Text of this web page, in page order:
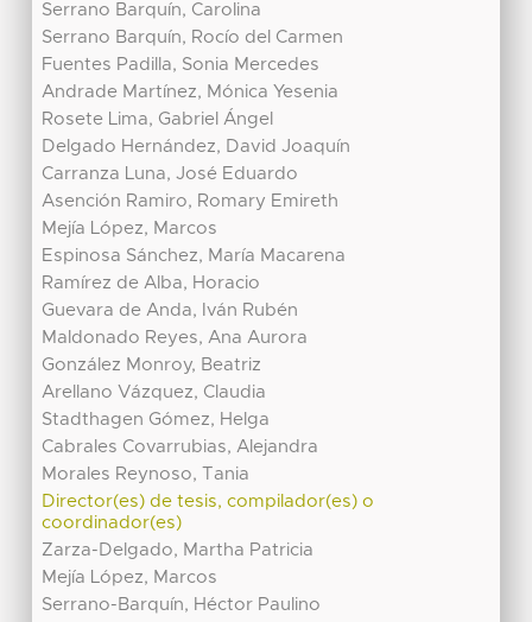
Serrano Barquín, Carolina
Serrano Barquín, Rocío del Carmen
Fuentes Padilla, Sonia Mercedes
Andrade Martínez, Mónica Yesenia
Rosete Lima, Gabriel Ángel
Delgado Hernández, David Joaquín
Carranza Luna, José Eduardo
Asención Ramiro, Romary Emireth
Mejía López, Marcos
Espinosa Sánchez, María Macarena
Ramírez de Alba, Horacio
Guevara de Anda, Iván Rubén
Maldonado Reyes, Ana Aurora
González Monroy, Beatriz
Arellano Vázquez, Claudia
Stadthagen Gómez, Helga
Cabrales Covarrubias, Alejandra
Morales Reynoso, Tania
Director(es) de tesis, compilador(es) o
coordinador(es)
Zarza-Delgado, Martha Patricia
Mejía López, Marcos
Serrano-Barquín, Héctor Paulino